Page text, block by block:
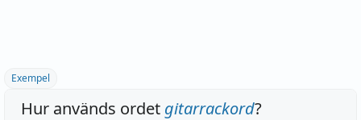
Exempel
Hur används ordet gitarrackord?